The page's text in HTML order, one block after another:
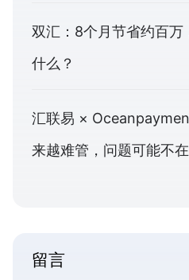
双汇：8个月节省约百万
什么？
汇联易 ×
来越难管，问题可能不
留言